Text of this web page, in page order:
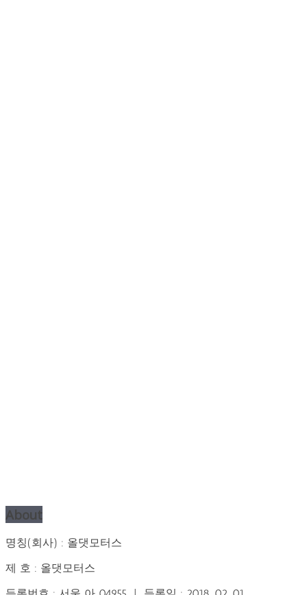
About
명칭(회사) : 올댓모터스
제 호 : 올댓모터스